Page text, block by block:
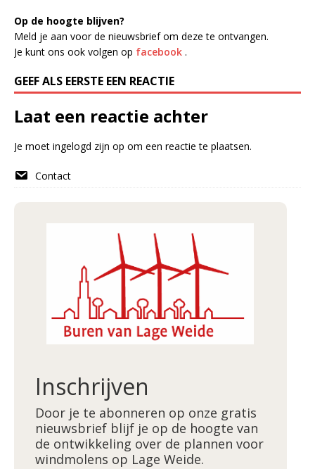
Op de hoogte blijven?
Meld je aan voor de nieuwsbrief om deze te ontvangen.
Je kunt ons ook volgen op facebook .
GEEF ALS EERSTE EEN REACTIE
Laat een reactie achter
Je moet ingelogd zijn op om een reactie te plaatsen.
Contact
Inschrijven
Door je te abonneren op onze gratis
nieuwsbrief blijf je op de hoogte van
de ontwikkeling over de plannen voor
windmolens op Lage Weide.